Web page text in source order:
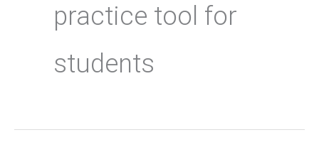
practice tool for
students